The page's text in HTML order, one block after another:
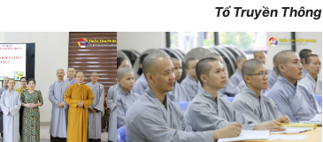
Tổ Truyền Thông